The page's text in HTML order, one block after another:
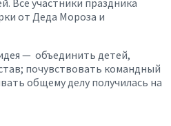
от Деда Мороза и
— объединить детей,
почувствовать командный
общему делу получилась на